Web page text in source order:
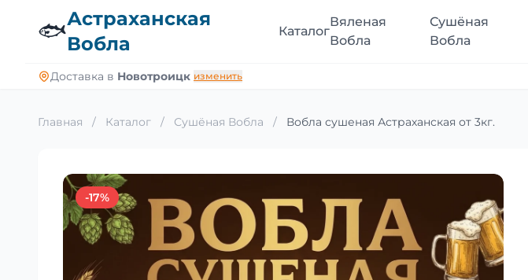
🐟Астраханская
Вобла
Каталог
Вяленая
Вобла
Сушёная
Вобла
Доставка в Новотроицк изменить
Главная / Каталог / Сушёная Вобла / Вобла сушеная Астраханская от 3кг.
-17%